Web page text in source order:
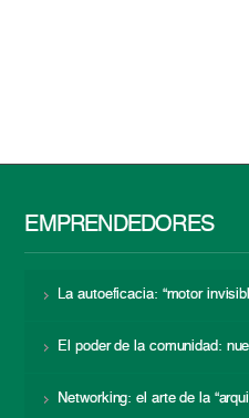
EMPRENDEDORES
La autoeficacia: “motor
El poder de la comunidad:
Networking: el arte de la